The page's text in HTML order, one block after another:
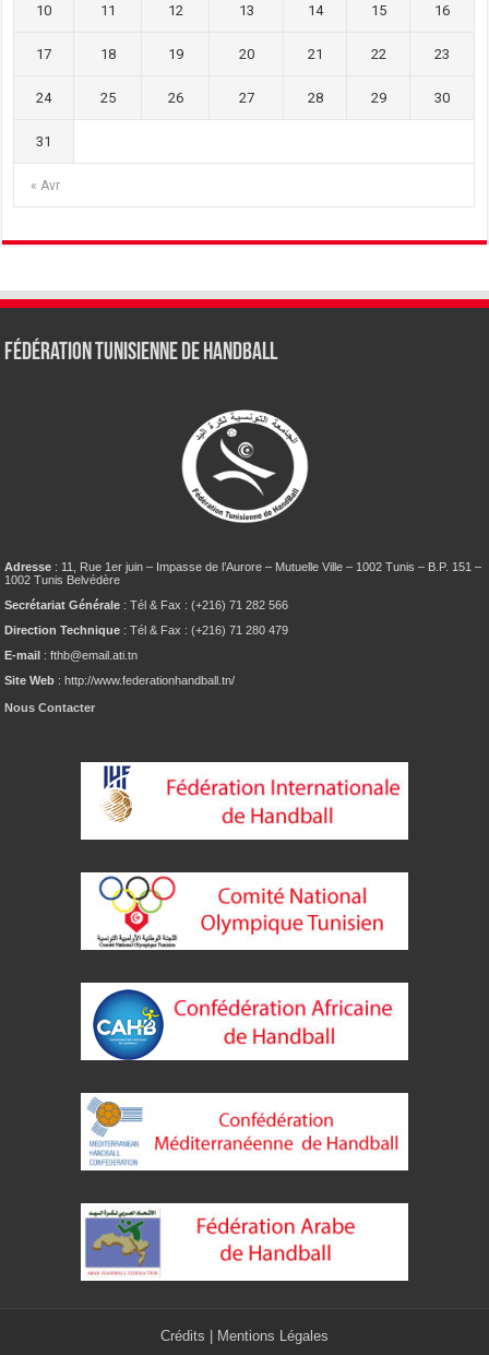
« Avr
10 11 12 13 14 15 16
17 18 19 20 21 22 23
24 25 26 27 28 29 30
31
Fédération tunisienne de Handball
Adresse : 11, Rue 1er juin – Impasse de l’Aurore – Mutuelle Ville – 1002 Tunis – B.P. 151 –
1002 Tunis Belvédère
Secrétariat Générale : Tél & Fax : (+216) 71 282 566
Direction Technique : Tél & Fax : (+216) 71 280 479
E-mail : fthb@email.ati.tn
Site Web : http://www.federationhandball.tn/
Nous Contacter
Crédits Mentions Légales